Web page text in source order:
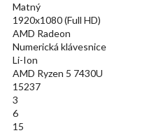
Matný
1920x1080 (Full HD)
AMD Radeon
Numerická klávesnice
Li-Ion
AMD Ryzen 5 7430U
15237
3
6
15